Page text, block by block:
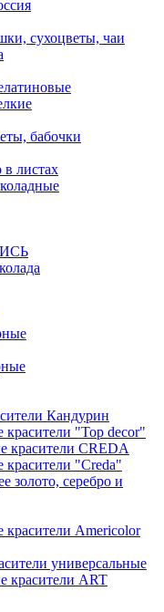
сухоцветы, чаи
бабочки
в листах
Кандурин
"Top decor"
красители CREDA
красители "Creda"
золото, серебро и
красители Americolor
универсальные
красители ART